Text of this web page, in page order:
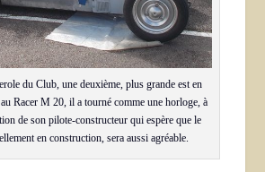
du Club, une deuxième, plus grande est en
Racer M 20, il a tourné comme une horloge, à
de son pilote-constructeur qui espère que le
en construction, sera aussi agréable.